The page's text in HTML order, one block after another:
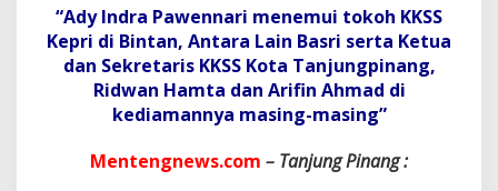
r
K
e
p
a
d
A
“Ady Indra Pawennari menemui tokoh KKSS
Kepri di Bintan, Antara Lain Basri serta Ketua
dan Sekretaris KKSS Kota Tanjungpinang,
Ridwan Hamta dan Arifin Ahmad di
kediamannya masing-masing”
Mentengnews.com – Tanjung Pinang :